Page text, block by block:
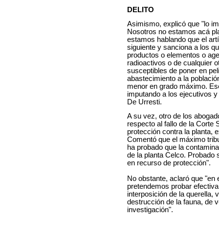
DELITO
Asimismo, explicó que "lo
Nosotros no estamos acá
estamos hablando que el
siguiente y sanciona a los
productos o elementos o
radioactivos o de cualquier
susceptibles de poner en
abastecimiento a la
menor en grado máximo.
imputando a los ejecutivos
De Urresti.
A su vez, otro de los
respecto al fallo de la Corte
protección contra la planta,
Comentó que el máximo
ha probado que la
de la planta Celco. Probado
en recurso de protección".
No obstante, aclaró que
pretendemos probar
interposición de la querella,
destrucción de la fauna, de
investigación".